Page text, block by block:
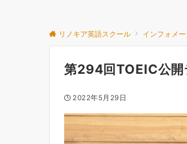
リノキア英語スクール インフォメ
第294回TOEIC公
2022年5月29日